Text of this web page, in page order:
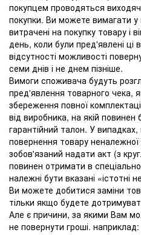
покупцем проводяться
покупки. Ви можете вимагати у
витрачені на покупку товару і
день, коли були пред'явлені ці
відсутності можливості
семи днів і не днем ​​пізніше.
Вимоги споживача будуть
пред'явлення товарного чека,
збереження повної
від виробника, на якій
гарантійний талон. У випадках,
повернення товару
зобов'язаний надати акт (з
повинен отримати в
належні бути вказані «істотні
Ви можете добитися заміни
тільки якщо будете
Але є причини, за якими Вам
не повернути гроші. наприклад: